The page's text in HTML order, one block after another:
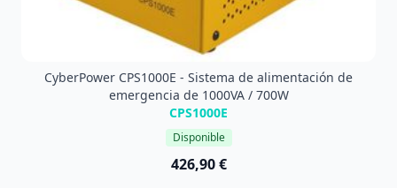
CyberPower CPS1000E - Sistema de alimentación de
emergencia de 1000VA / 700W
CPS1000E
Disponible
426,90 €